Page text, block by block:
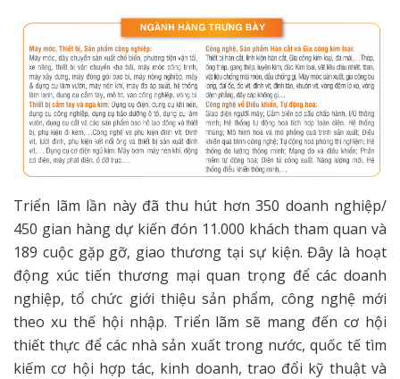
Triển lãm lần này đã thu hút hơn 350 doanh nghiệp/
450 gian hàng dự kiến đón 11.000 khách tham quan và
189 cuộc gặp gỡ, giao thương tại sự kiện. Đây là hoạt
động xúc tiến thương mại quan trọng để các doanh
nghiệp, tổ chức giới thiệu sản phẩm, công nghệ mới
theo xu thế hội nhập. Triển lãm sẽ mang đến cơ hội
thiết thực để các nhà sản xuất trong nước, quốc tế tìm
kiếm cơ hội hợp tác, kinh doanh, trao đổi kỹ thuật và